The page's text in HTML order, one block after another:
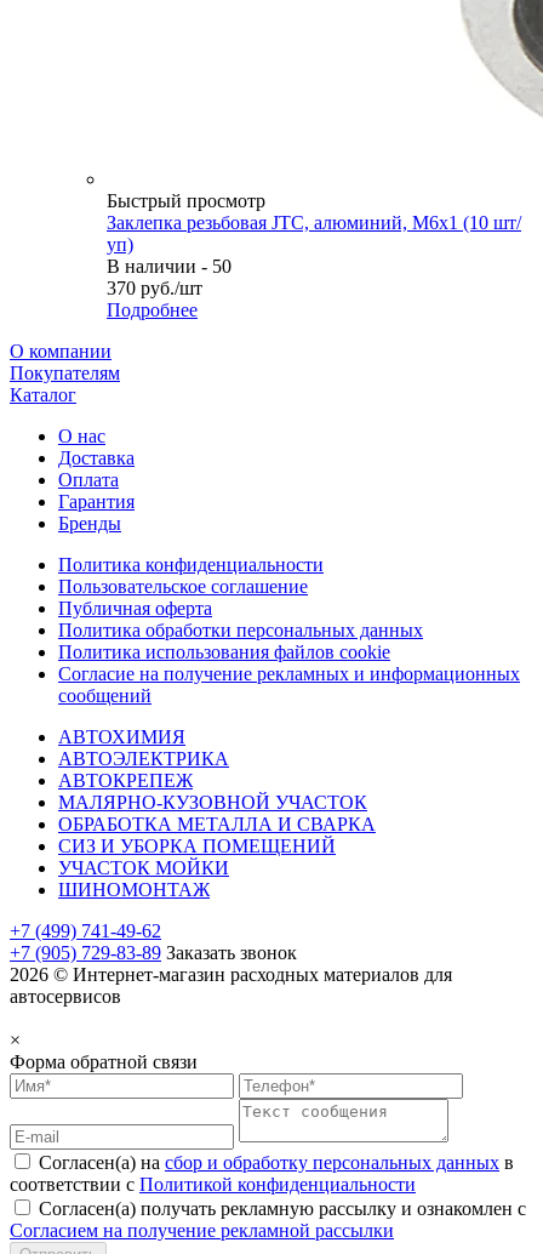
Быстрый просмотр
Заклепка резьбовая JTC, алюминий, M6х1 (10 шт/
уп)
В наличии - 50
370 руб./шт
Подробнее
О компании
Покупателям
Каталог
О нас
Доставка
Оплата
Гарантия
Бренды
Политика конфиденциальности
Пользовательское соглашение
Публичная оферта
Политика обработки персональных данных
Политика использования файлов cookie
Согласие на получение рекламных и информационных
сообщений
АВТОХИМИЯ
АВТОЭЛЕКТРИКА
АВТОКРЕПЕЖ
МАЛЯРНО-КУЗОВНОЙ УЧАСТОК
ОБРАБОТКА МЕТАЛЛА И СВАРКА
СИЗ И УБОРКА ПОМЕЩЕНИЙ
УЧАСТОК МОЙКИ
ШИНОМОНТАЖ
+7 (499) 741-49-62
+7 (905) 729-83-89 Заказать звонок
2026 © Интернет-магазин расходных материалов для
автосервисов
×
Форма обратной связи
Согласен(а) на сбор и обработку персональных данных в
соответствии с Политикой конфиденциальности
Согласен(а) получать рекламную рассылку и ознакомлен с
Согласием на получение рекламной рассылки